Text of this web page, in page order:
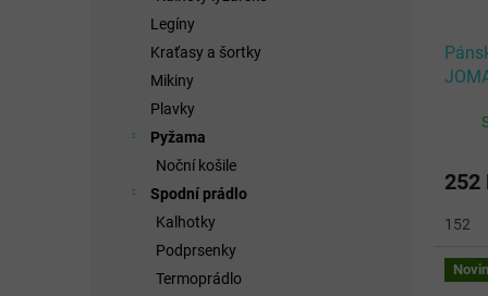
Legíny
Kraťasy a šortky
Mikiny
Plavky
Pyžama
Noční košile
Spodní prádlo
Kalhotky
Podprsenky
Termoprádlo
252
152